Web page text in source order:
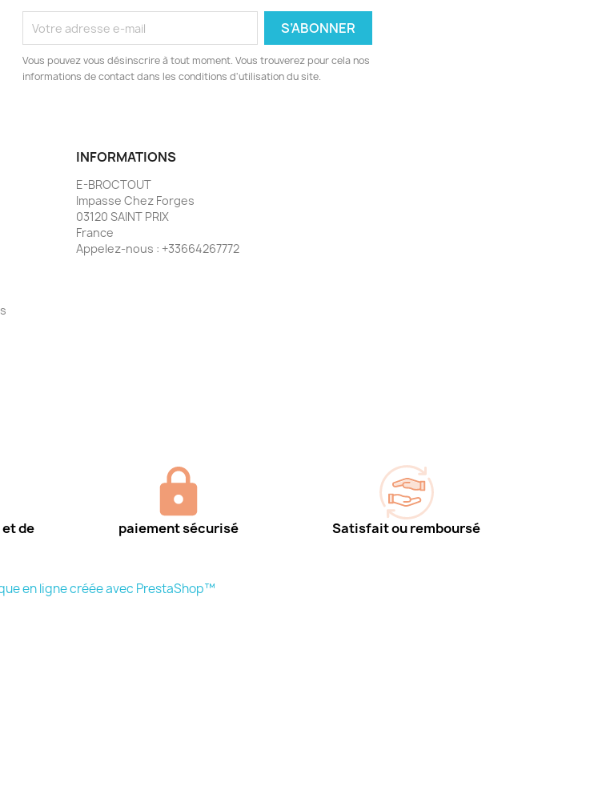
Vous pouvez vous désinscrire à tout moment. Vous trouverez pour cela nos
informations de contact dans les conditions d'utilisation du site.
INFORMATIONS
E-BROCTOUT
Impasse Chez Forges
03120 SAINT PRIX
France
Appelez-nous : +33664267772
de
paiement sécurisé Satisfait ou remboursé
en ligne créée avec PrestaShop™